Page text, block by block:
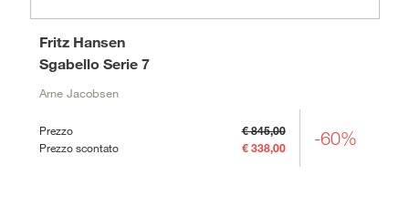
Sgabello Serie 7
Fritz Hansen
Arne Jacobsen
Prezzo
€ 845,00
Prezzo scontato
€ 338,00 -60%